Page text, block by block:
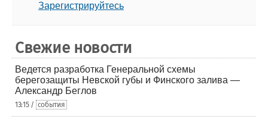
Зарегистрируйтесь
Свежие новости
Ведется разработка Генеральной схемы
берегозащиты Невской губы и Финского залива —
Александр Беглов
13:15 / события